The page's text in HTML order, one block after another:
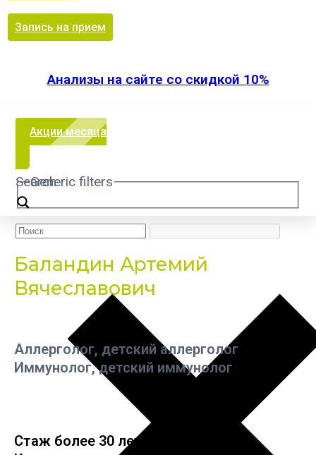
Запись на прием
Анализы на сайте со скидкой 10%
Акции месяца
Search
Generic filters
Баландин Артемий
Вячеславович
Аллерголог, детский аллерголог
Иммунолог, детский иммунолог
Стаж более 30 лет